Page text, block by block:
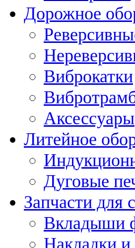
Дорожное
Виброкатки
Аксессуары
Литейное
Дуговые
Запчасти для
Вкладыши
Накладки